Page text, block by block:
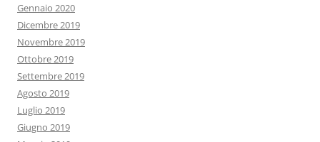
Gennaio 2020
Dicembre 2019
Novembre 2019
Ottobre 2019
Settembre 2019
Agosto 2019
Luglio 2019
Giugno 2019